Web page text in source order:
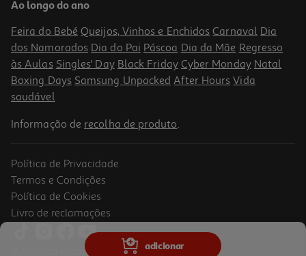
adicionar
Ao longo do ano
Feira do Bebé Queijos, Vinhos e Enchidos Carnaval Dia
dos Namorados Dia do Pai Páscoa Dia da Mãe Regresso
às Aulas Singles' Day Black Friday Cyber Monday Natal
Boxing Days Samsung Unpacked After Hours Vida
saudável
Informação de recolha de produto.
Política de Privacidade
Termos e Condições
Política de Cookies
Livro de reclamações
© Auchan Retail Portugal